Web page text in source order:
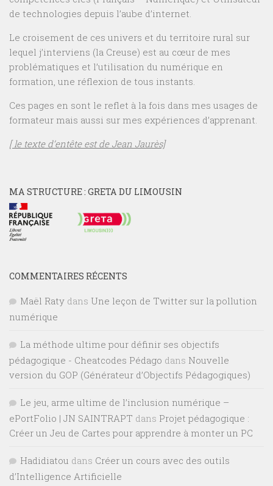
de technologies depuis l’aube d’internet.
Le croisement de ces univers et du territoire rural sur
lequel j’interviens (la Creuse) est au cœur de mes
problématiques et l’utilisation du numérique en
formation, une réflexion de tous instants.
Ces pages en sont le reflet à la fois dans mes usages de
formateur mais aussi sur mes expériences d’apprenant.
[ le texte d’entête est de Jean Jaurès]
MA STRUCTURE : GRETA DU LIMOUSIN
COMMENTAIRES RÉCENTS
Maël Raty dans Une leçon de Twitter sur la pollution
numérique
La méthode ultime pour définir ses objectifs
pédagogique - Cheatcodes Pédago dans Nouvelle
version du GOP (Générateur d’Objectifs Pédagogiques)
Le jeu, arme ultime de l’inclusion numérique –
ePortFolio | JN SAINTRAPT dans Projet pédagogique :
Créer un Jeu de Cartes pour apprendre à monter un PC
Hadidiatou dans Créer un cours avec des outils
d’Intelligence Artificielle